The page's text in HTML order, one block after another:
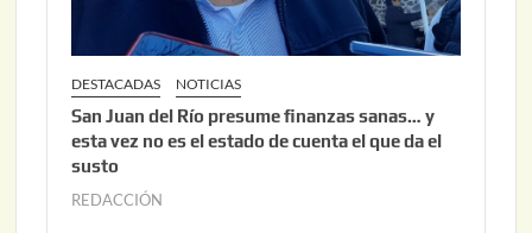
DESTACADAS NOTICIAS
San Juan del Río presume finanzas sanas… y
esta vez no es el estado de cuenta el que da el
susto
REDACCIÓN